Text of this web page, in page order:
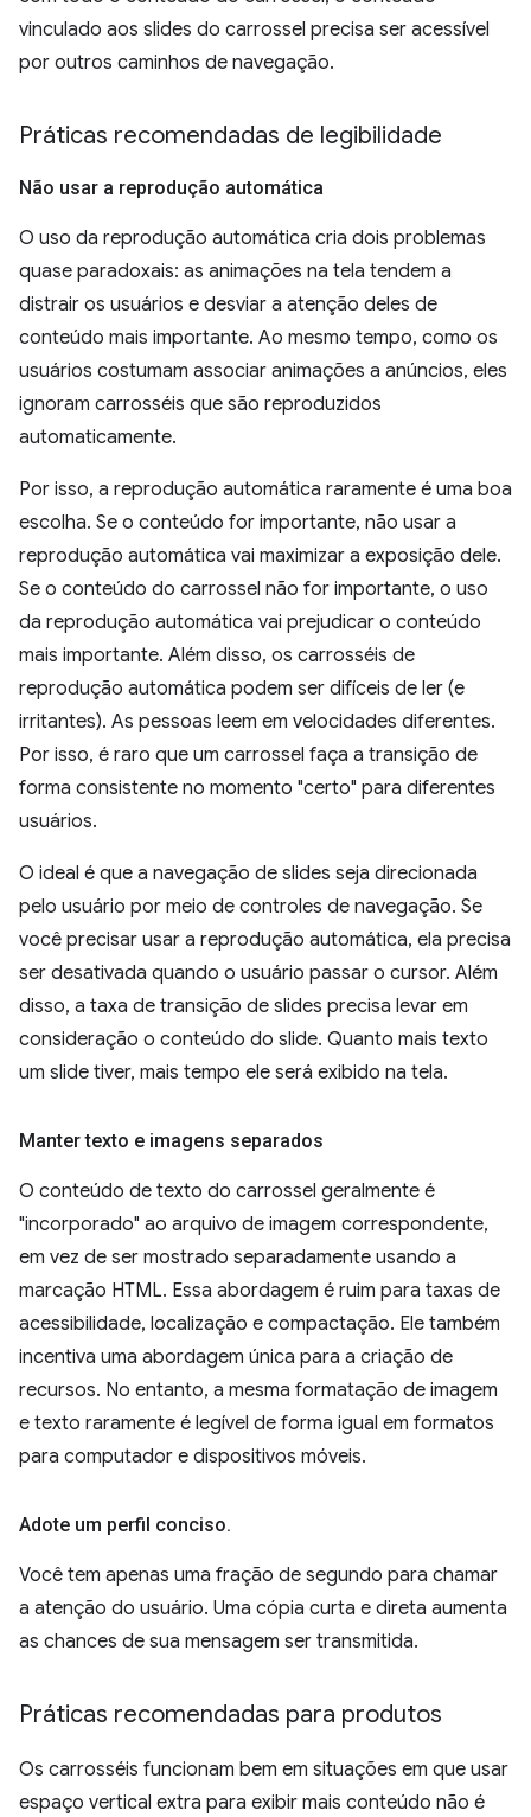
vinculado aos slides do carrossel precisa ser acessível
por outros caminhos de navegação.
Práticas recomendadas de legibilidade
Não usar a reprodução automática
O uso da reprodução automática cria dois problemas
quase paradoxais: as animações na tela tendem a
distrair os usuários e desviar a atenção deles de
conteúdo mais importante. Ao mesmo tempo, como os
usuários costumam associar animações a anúncios, eles
ignoram carrosséis que são reproduzidos
automaticamente.
Por isso, a reprodução automática raramente é uma boa
escolha. Se o conteúdo for importante, não usar a
reprodução automática vai maximizar a exposição dele.
Se o conteúdo do carrossel não for importante, o uso
da reprodução automática vai prejudicar o conteúdo
mais importante. Além disso, os carrosséis de
reprodução automática podem ser difíceis de ler (e
irritantes). As pessoas leem em velocidades diferentes.
Por isso, é raro que um carrossel faça a transição de
forma consistente no momento "certo" para diferentes
usuários.
O ideal é que a navegação de slides seja direcionada
pelo usuário por meio de controles de navegação. Se
você precisar usar a reprodução automática, ela precisa
ser desativada quando o usuário passar o cursor. Além
disso, a taxa de transição de slides precisa levar em
consideração o conteúdo do slide. Quanto mais texto
um slide tiver, mais tempo ele será exibido na tela.
Manter texto e imagens separados
O conteúdo de texto do carrossel geralmente é
"incorporado" ao arquivo de imagem correspondente,
em vez de ser mostrado separadamente usando a
marcação HTML. Essa abordagem é ruim para taxas de
acessibilidade, localização e compactação. Ele também
incentiva uma abordagem única para a criação de
recursos. No entanto, a mesma formatação de imagem
e texto raramente é legível de forma igual em formatos
para computador e dispositivos móveis.
Adote um perfil conciso.
Você tem apenas uma fração de segundo para chamar
a atenção do usuário. Uma cópia curta e direta aumenta
as chances de sua mensagem ser transmitida.
Práticas recomendadas para produtos
Os carrosséis funcionam bem em situações em que usar
espaço vertical extra para exibir mais conteúdo não é